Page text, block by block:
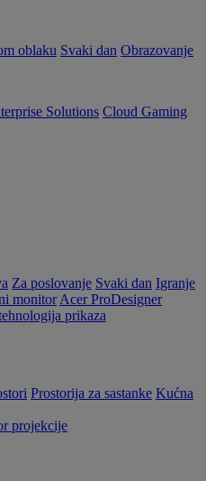
oblaku Svaki dan Obrazovanje
Solutions Cloud Gaming
Za poslovanje Svaki dan Igranje
monitor Acer ProDesigner
prikaza
Prostorija za sastanke Kućna
projekcije